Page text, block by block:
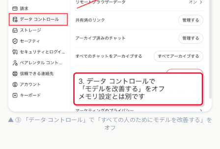
▲ ③ 「データ コントロール」で「すべての人のためにモデルを改善する」を
オフ